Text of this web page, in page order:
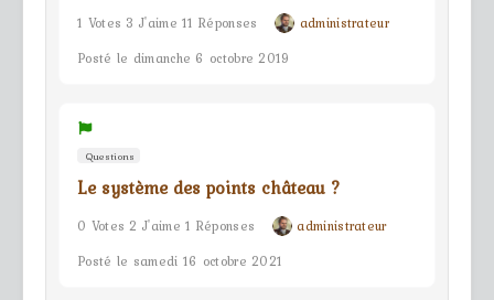
1 Votes 3 J'aime 11 Réponses
administrateur
Posté le dimanche 6 octobre 2019
Questions
Le système des points château ?
0 Votes 2 J'aime 1 Réponses
administrateur
Posté le samedi 16 octobre 2021